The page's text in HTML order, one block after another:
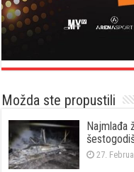
Možda ste propustili
Najmlađa
27.